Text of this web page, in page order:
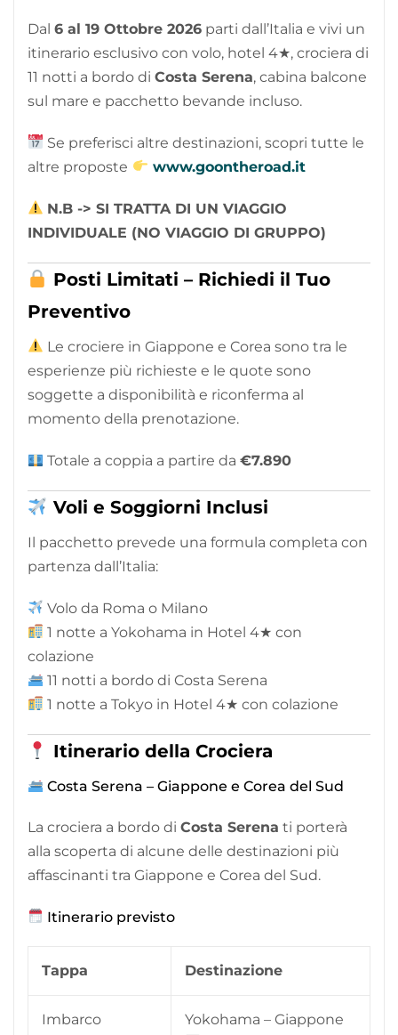
Dal 6 al 19 Ottobre 2026 parti dall’Italia e vivi un
itinerario esclusivo con volo, hotel 4★, crociera di
11 notti a bordo di Costa Serena, cabina balcone
sul mare e pacchetto bevande incluso.
Se preferisci altre destinazioni, scopri tutte le
altre proposte
www.goontheroad.it
N.B -> SI TRATTA DI UN VIAGGIO
INDIVIDUALE (NO VIAGGIO DI GRUPPO)
Posti Limitati – Richiedi il Tuo
Preventivo
Le crociere in Giappone e Corea sono tra le
esperienze più richieste e le quote sono
soggette a disponibilità e riconferma al
momento della prenotazione.
Totale a coppia a partire da€7.890
Voli e Soggiorni Inclusi
Il pacchetto prevede una formula completa con
partenza dall’Italia:
Volo da Roma o Milano
1 notte a Yokohama in Hotel 4★ con
colazione
11 notti a bordo di Costa Serena
1 notte a Tokyo in Hotel 4★ con colazione
Itinerario della Crociera
Costa Serena – Giappone e Corea del Sud
La crociera a bordo di Costa Serena ti porterà
alla scoperta di alcune delle destinazioni più
affascinanti tra Giappone e Corea del Sud.
Itinerario previsto
Tappa Destinazione
Imbarco Yokohama – Giappone